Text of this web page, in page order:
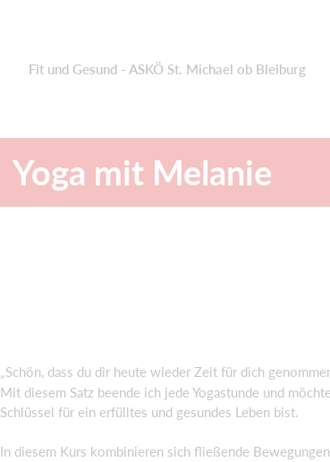
Fit und Gesund - ASKÖ St. Michael ob Bleiburg
Yoga mit Melanie
„Schön, dass du dir heute wieder Zeit für dich
Mit diesem Satz beende ich jede Yogastunde und
Schlüssel für ein erfülltes und gesundes Leben bist.
In diesem Kurs kombinieren sich fließende